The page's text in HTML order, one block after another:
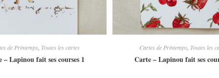
de Printemps, Toutes les cartes
– Lapinou fait ses courses 1
Cartes de Printemps, Toutes les
Carte – Lapinou fait ses